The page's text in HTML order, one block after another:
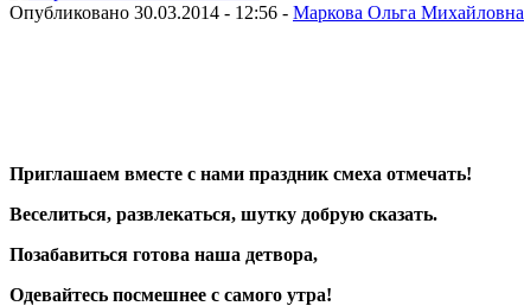
Опубликовано 30.03.2014 - 12:56 - Маркова Ольга Михайловна
Приглашаем вместе с нами праздник смеха отмечать!
Веселиться, развлекаться, шутку добрую сказать.
Позабавиться готова наша детвора,
Одевайтесь посмешнее с самого утра!